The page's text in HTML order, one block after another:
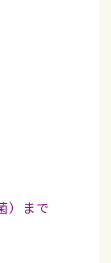
）まで